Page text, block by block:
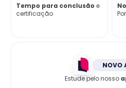
Já sou aluno
Tempo para conclusão e
certificação
NOVO
Estude pelo nosso